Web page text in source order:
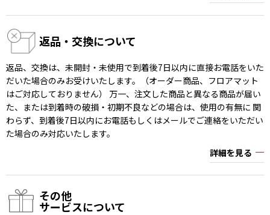
返品・交換について
返品、交換は、未開封・未使用で到着後7日以内に直接お電話をいた
だいた場合のみお受けいたします。（オーダー商品、フロアマット
はご対応しておりません） 万一、注文した商品と異なる商品が届い
た、または到着時の破損・初期不良などの場合は、使用の有無に 関
わらず、到着後7日以内にお電話もしくはメールでご連絡をいただい
た場合のみ対応いたします。
詳細を見る
その他
サービスについて